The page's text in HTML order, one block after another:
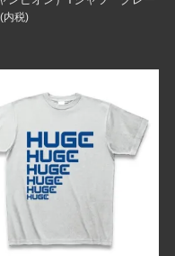
内税)